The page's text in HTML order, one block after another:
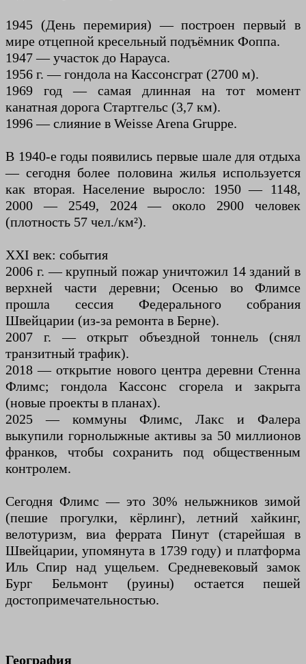
1945 (День перемирия) — построен первый в
мире отцепной кресельный подъёмник Фоппа.
1947 — участок до Нарауса.
1956 г. — гондола на Кассонсграт (2700 м).
1969 год — самая длинная на тот момент
канатная дорога Стартгельс (3,7 км).
1996 — слияние в Weisse Arena Gruppe.
В 1940-е годы появились первые шале для отдыха
— сегодня более половина жилья используется
как вторая. Население выросло: 1950 — 1148,
2000 — 2549, 2024 — около 2900 человек
(плотность 57 чел./км²).
XXI век: события
2006 г. — крупный пожар уничтожил 14 зданий в
верхней части деревни; Осенью во Флимсе
прошла сессия Федерального собрания
Швейцарии (из-за ремонта в Берне).
2007 г. — открыт объездной тоннель (снял
транзитный трафик).
2018 — открытие нового центра деревни Стенна
Флимс; гондола Кассонс сгорела и закрыта
(новые проекты в планах).
2025 — коммуны Флимс, Лакс и Фалера
выкупили горнолыжные активы за 50 миллионов
франков, чтобы сохранить под общественным
контролем.
Сегодня Флимс — это 30% нелыжников зимой
(пешие прогулки, кёрлинг), летний хайкинг,
велотуризм, виа феррата Пинут (старейшая в
Швейцарии, упомянута в 1739 году) и платформа
Иль Спир над ущельем. Средневековый замок
Бург Бельмонт (руины) остается пешей
достопримечательностью.
География